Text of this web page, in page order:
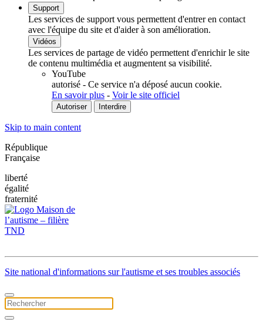
Support
Les services de support vous permettent d'entrer en contact
avec l'équipe du site et d'aider à son amélioration.
Vidéos
Les services de partage de vidéo permettent d'enrichir le site
de contenu multimédia et augmentent sa visibilité.
YouTube
autorisé - Ce service n'a déposé aucun cookie.
En savoir plus - Voir le site officiel
Autoriser Interdire
Skip to main content
République
Française
liberté
égalité
fraternité
Site national d'informations sur l'autisme et ses troubles associés